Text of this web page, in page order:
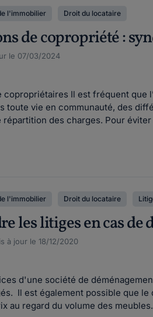
l'immobilier Droit du locataire
de copropriété :
le 07/03/2024
Il est fréquent que
toute vie en communauté, des
des charges. Pour
l'immobilier Droit du locataire
les litiges en cas de
à jour le 18/12/2020
d'une société de
Il est également possible que
au regard du volume des